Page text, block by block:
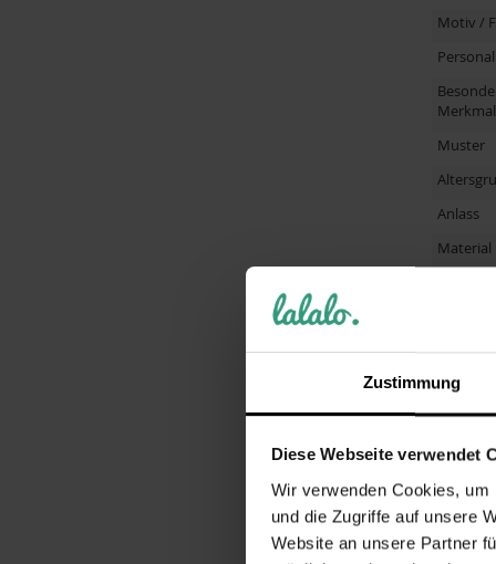
Zustimmung
Diese Webseite verwendet
Wir verwenden Cookies,
und die Zugriffe auf unsere
Website an unsere Partner
Motiv /
Muster
Anlass
Material
Größe
Hinweise